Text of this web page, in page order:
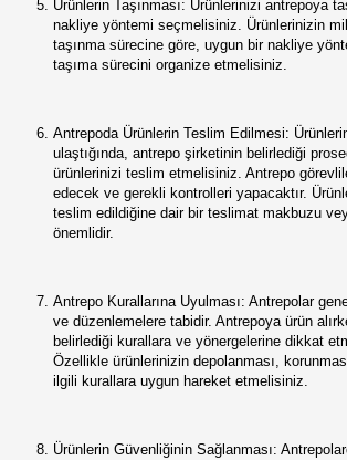
Ürünlerin Taşınması: Ürünlerinizi antrepoya
nakliye yöntemi seçmelisiniz. Ürünlerinizin
taşınma sürecine göre, uygun bir nakliye
taşıma sürecini organize etmelisiniz.
Antrepoda Ürünlerin Teslim Edilmesi:
ulaştığında, antrepo şirketinin belirlediği
ürünlerinizi teslim etmelisiniz. Antrepo
edecek ve gerekli kontrolleri yapacaktır.
teslim edildiğine dair bir teslimat makbuzu
önemlidir.
Antrepo Kurallarına Uyulması: Antrepolar
ve düzenlemelere tabidir. Antrepoya ürün
belirlediği kurallara ve yönergelerine dikkat
Özellikle ürünlerinizin depolanması,
ilgili kurallara uygun hareket etmelisiniz.
Ürünlerin Güvenliğinin Sağlanması: